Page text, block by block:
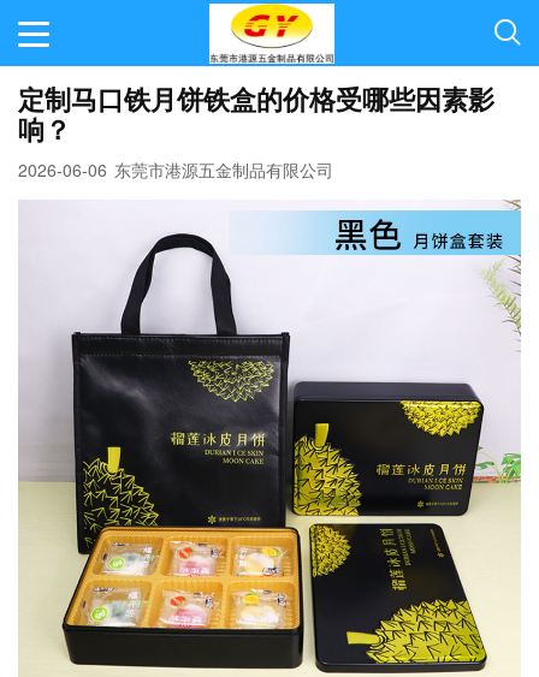
定制马口铁月饼铁盒的价格受哪些因素影
响？
2026-06-06 东莞市港源五金制品有限公司